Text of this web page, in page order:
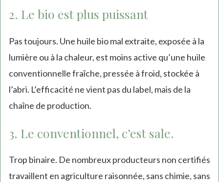
2. Le bio est plus puissant
Pas toujours. Une huile bio mal extraite, exposée à la
lumière ou à la chaleur, est moins active qu’une huile
conventionnelle fraîche, pressée à froid, stockée à
l’abri. L’efficacité ne vient pas du label, mais de la
chaîne de production.
3. Le conventionnel, c’est sale.
Trop binaire. De nombreux producteurs non certifiés
travaillent en agriculture raisonnée, sans chimie, sans